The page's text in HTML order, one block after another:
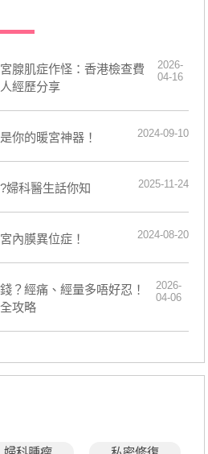
腺肌症作怪：香港檢查費
經歷分享
2026-
04-16
你的暖宮神器！ 2024-09-10
婦科醫生話你知 2025-11-24
內膜異位症！ 2024-08-20
？經痛、經量多唔好忍！
攻略
2026-
04-06